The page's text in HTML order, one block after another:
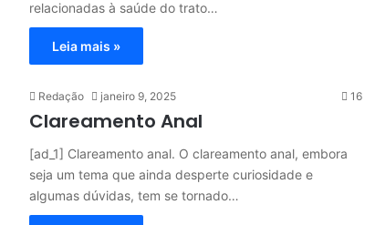
relacionadas à saúde do trato…
Leia mais »
Redação janeiro 9, 2025 16
Clareamento Anal
[ad_1] Clareamento anal. O clareamento anal, embora
seja um tema que ainda desperte curiosidade e
algumas dúvidas, tem se tornado…